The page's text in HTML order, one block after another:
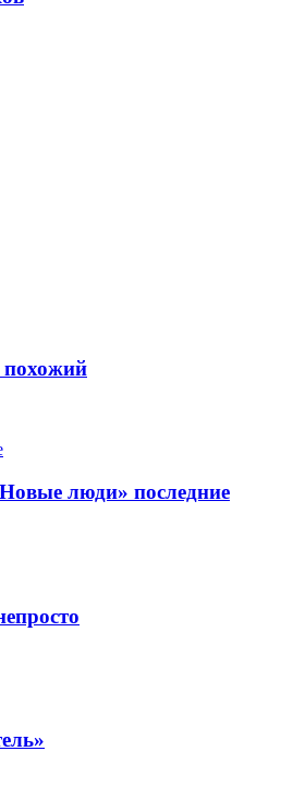
похожий
люди» последние